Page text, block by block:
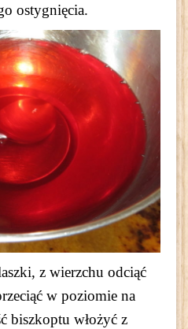
ostygnięcia.
z wierzchu odciąć
w poziomie na
biszkoptu włożyć z